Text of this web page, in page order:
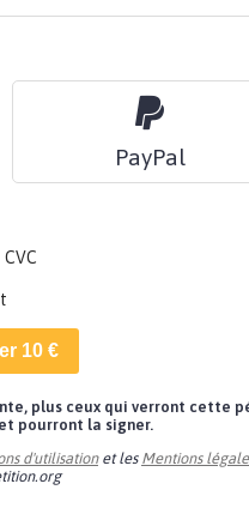
PayPal
CVC
10€
plus ceux qui verront cette
pourront la signer.
d'utilisationet les Mentions